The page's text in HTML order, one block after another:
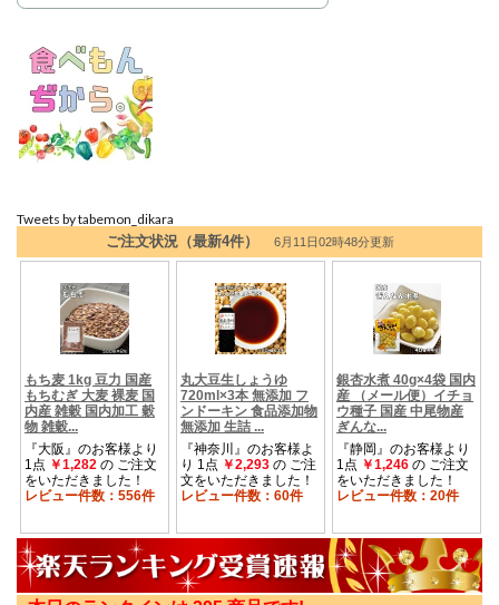
Tweets by tabemon_dikara